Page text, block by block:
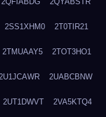
2SS1XHM0 2T0TIR21
2TMUAAY5 2TOT3HO1
2U1JCAWR 2UABCBNW
2UT1DWVT 2VA5KTQ4